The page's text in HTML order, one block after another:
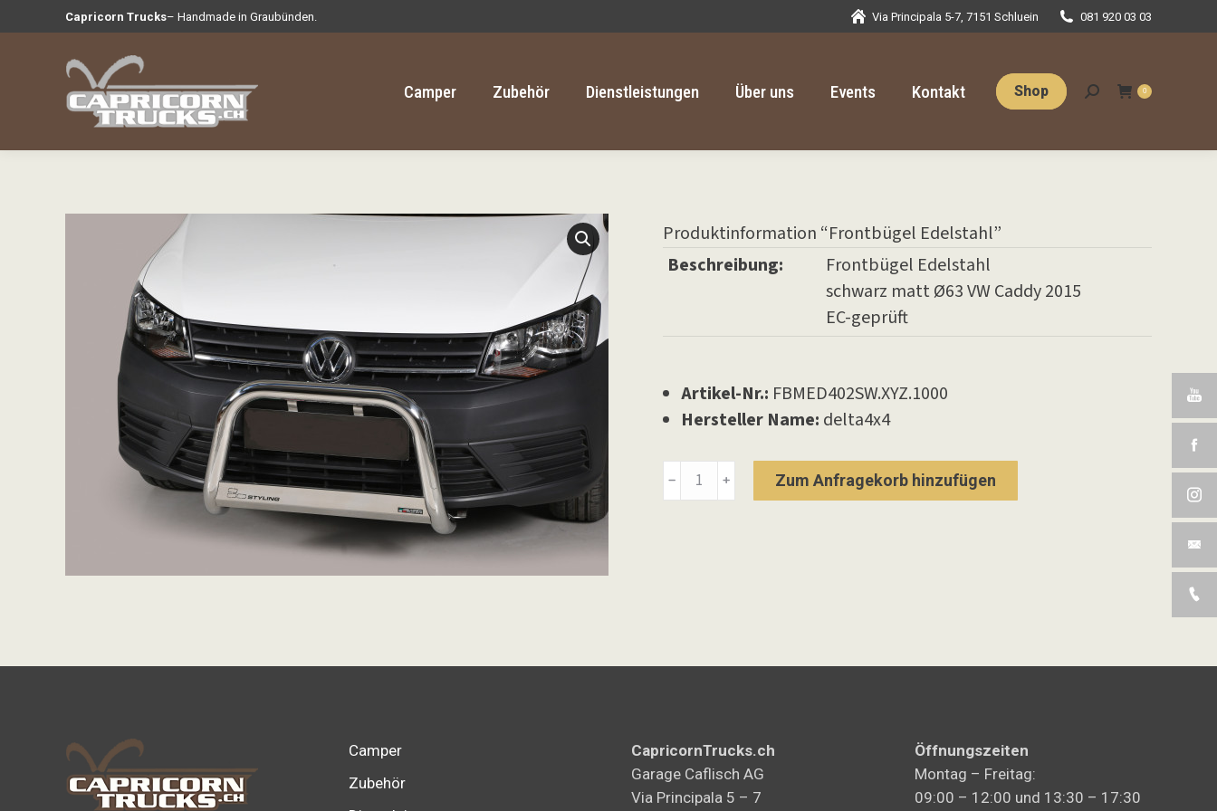
Capricorn Trucks– Handmade in Graubünden. Via Principala 5-7, 7151 Schluein 081 920 03 03
Camper Zubehör Dienstleistungen Über uns Events Kontakt Shop Search: 0
Produktinformation “Frontbügel Edelstahl”
Beschreibung:
Frontbügel Edelstahl
schwarz matt Ø63 VW Caddy 2015
EC-geprüft
Artikel-Nr.: FBMED402SW.XYZ.1000
Hersteller Name: delta4x4
Frontbügel
Edelstahl
﹣ ﹢ Zum Anfragekorb hinzufügen
Camper
Zubehör
CapricornTrucks.ch
Garage Caflisch AG
Via Principala 5 – 7
Öffnungszeiten
Montag – Freitag:
09:00 – 12:00 und 13:30 – 17:30